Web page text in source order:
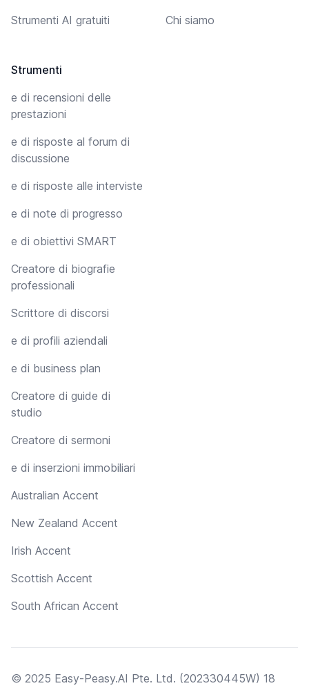
Strumenti AI gratuiti
Strumenti
e di recensioni delle
prestazioni
e di risposte al forum di
discussione
e di risposte alle interviste
e di note di progresso
e di obiettivi SMART
Creatore di biografie
professionali
Scrittore di discorsi
e di profili aziendali
e di business plan
Creatore di guide di
studio
Creatore di sermoni
e di inserzioni immobiliari
Australian Accent
New Zealand Accent
Irish Accent
Scottish Accent
South African Accent
Chi siamo
© 2025 Easy-Peasy.AI Pte. Ltd. (202330445W) 18